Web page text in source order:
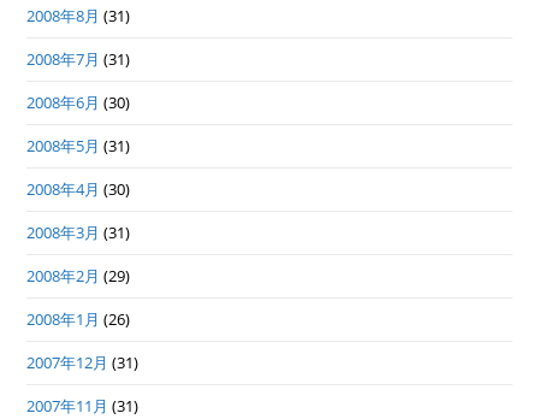
2008年8月 (31)
2008年7月 (31)
2008年6月 (30)
2008年5月 (31)
2008年4月 (30)
2008年3月 (31)
2008年2月 (29)
2008年1月 (26)
2007年12月 (31)
2007年11月 (31)